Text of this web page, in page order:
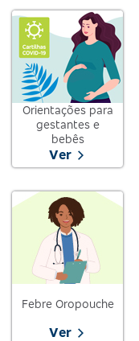
Orientações para
gestantes e
bebês
Ver
Febre Oropouche
Ver